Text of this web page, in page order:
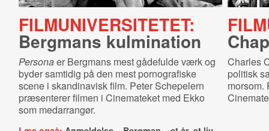
FILMUNIVERSITETET:
Bergmans kulmination
Personaer Bergmans mest gådefulde værk og
byder samtidig på den mest pornografiske
scene i skandinavisk film. Peter Schepelern
præsenterer filmen i Cinemateket med Ekko
som medarrangør.
Charles
politisk
morsom.